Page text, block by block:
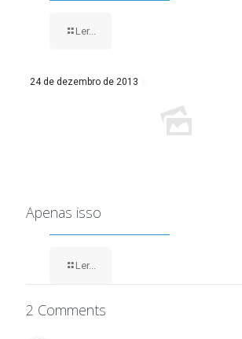
Ler...
24 de dezembro de 2013
Apenas isso
Ler...
2 Comments